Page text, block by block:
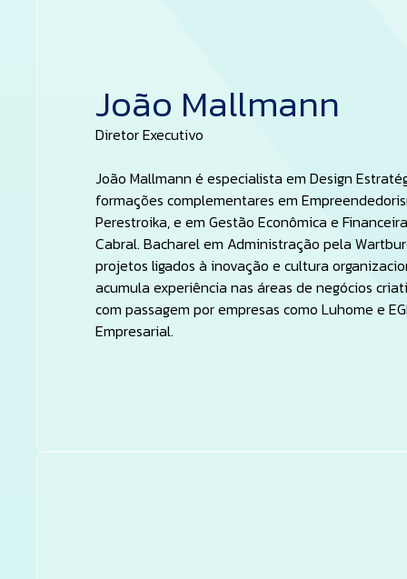
João Mallmann
Diretor Executivo
João Mallmann é especialista em Design
formações complementares em
Perestroika, e em Gestão Econômica e
Cabral. Bacharel em Administração pela
projetos ligados à inovação e cultura
acumula experiência nas áreas de negócios
com passagem por empresas como Luhome e
Empresarial.